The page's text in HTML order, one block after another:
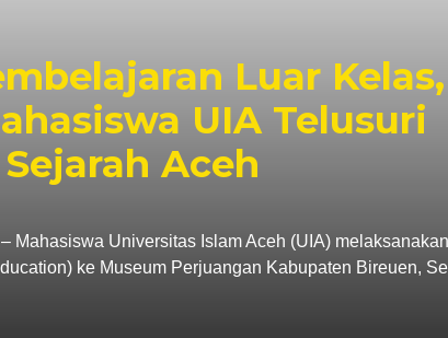
Luar Kelas,
UIA Telusuri
Aceh
Mahasiswa Universitas Islam Aceh (UIA) melaksanakan
ke Museum Perjuangan Kabupaten Bireuen,